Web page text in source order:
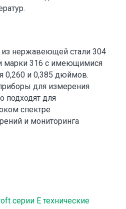
из нержавеющей стали 304
марки 316 с имеющимися
0,260 и 0,385 дюймов.
для измерения
подходят для
спектре
и мониторинга
серии E технические